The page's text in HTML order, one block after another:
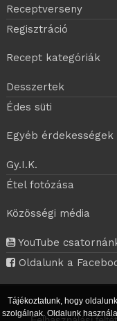
Receptverseny
Regisztráció
Recept kategóriák
Desszertek
Édes süti
Egyéb érdekességek
Gy.I.K.
Étel fotózása
Közösségi média
YouTube
Oldalunk a
Tájékoztatunk, hogy
szolgálnak. Oldalunk